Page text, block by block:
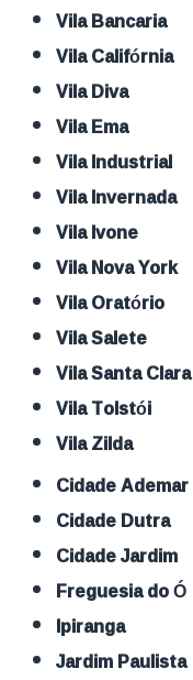
Vila Bancaria
Vila Califórnia
Vila Diva
Vila Ema
Vila Industrial
Vila Invernada
Vila Ivone
Vila Nova York
Vila Oratório
Vila Salete
Vila Santa Clara
Vila Tolstói
Vila Zilda
Cidade Ademar
Cidade Dutra
Cidade Jardim
Freguesia do Ó
Ipiranga
Jardim Paulista